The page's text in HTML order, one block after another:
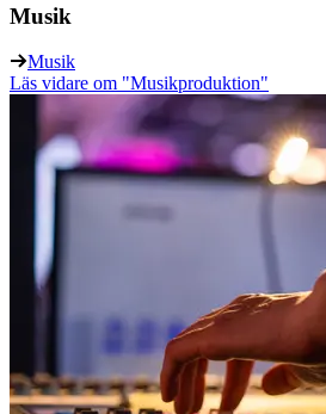
Musik
Musik
Läs vidare om "Musikproduktion"